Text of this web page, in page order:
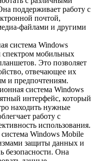
поддерживает работу с
почтой,
файлами и другими
система Windows
мобильных
Это позволяет
отвечающее их
и предпочтениям.
система Windows
интерфейс, который
находить нужные
работу с
использования.
Windows Mobile
защиты данных и
безопасности. Она